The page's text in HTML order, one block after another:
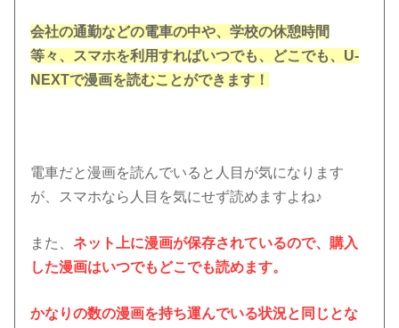
会社の通勤などの電車の中や、学校の休憩時間
等々、スマホを利用すればいつでも、どこでも、U-
NEXTで漫画を読むことができます！
電車だと漫画を読んでいると人目が気になります
が、スマホなら人目を気にせず読めますよね♪
また、ネット上に漫画が保存されているので、購入
した漫画はいつでもどこでも読めます。
かなりの数の漫画を持ち運んでいる状況と同じとな